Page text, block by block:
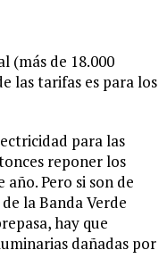
(más de 18.000
las tarifas es para los
para las
reponer los
Pero si son de
la Banda Verde
hay que
dañadas por